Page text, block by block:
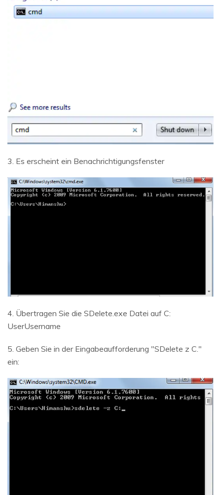
3. Es erscheint ein Benachrichtigungsfenster
4. Übertragen Sie die SDelete.exe Datei auf C:
UserUsername
5. Geben Sie in der Eingabeaufforderung "SDelete z C."
ein: